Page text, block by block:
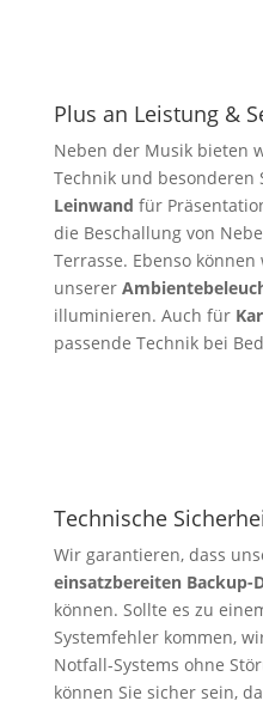
Plus an Leistung &
Neben der Musik bieten
Technik und besonderen
Leinwand für
die Beschallung von
Terrasse. Ebenso
unserer
illuminieren. Auch für
passende Technik bei
Technische
Wir garantieren, dass
einsatzbereiten Backup-
können. Sollte es zu
Systemfehler kommen,
Notfall-Systems ohne
können Sie sicher sein,